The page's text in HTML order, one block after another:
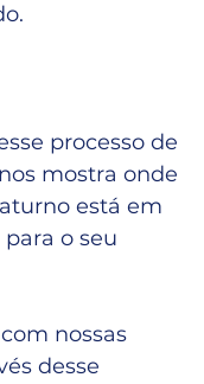
processo de
mostra onde
está em
o seu
nossas
desse